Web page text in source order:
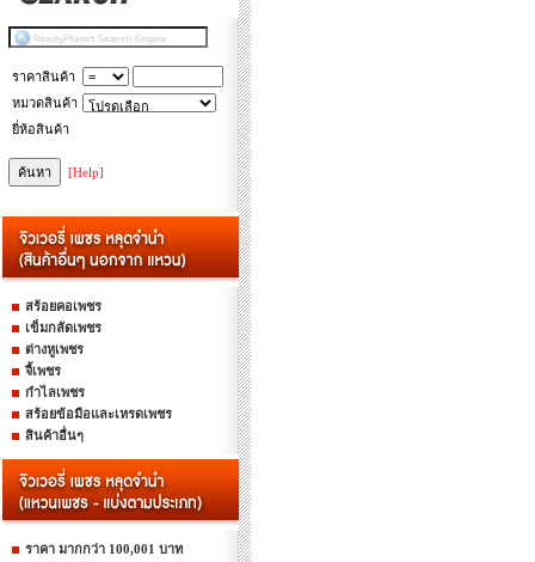
ราคาสินค้า
หมวดสินค้า
ยี่ห้อสินค้า
[Help]
สร้อยคอเพชร
เข็มกลัดเพชร
ต่างหูเพชร
จี้เพชร
กำไลเพชร
สร้อยข้อมือและเหรดเพชร
สินค้าอื่นๆ
ราคา มากกว่า 100,001 บาท